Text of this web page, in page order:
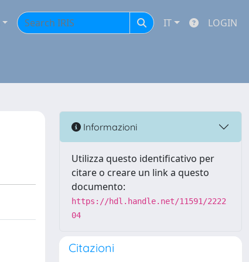
IT LOGIN
Informazioni
Utilizza questo identificativo per
citare o creare un link a questo
documento:
https://hdl.handle.net/11591/2222
04
Citazioni